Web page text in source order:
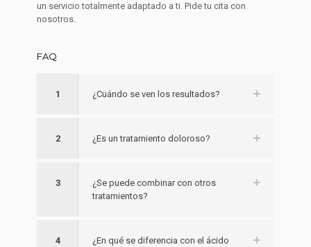
un servicio totalmente adaptado a ti. Pide tu cita con
nosotros.
FAQ
1 ¿Cuándo se ven los resultados?
2 ¿Es un tratamiento doloroso?
3
¿Se puede combinar con otros
tratamientos?
4
¿En qué se diferencia con el ácido